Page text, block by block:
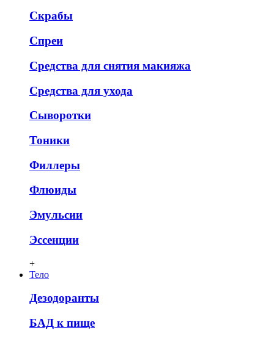
Скрабы
Спреи
Средства для снятия макияжа
Средства для ухода
Сыворотки
Тоники
Филлеры
Флюиды
Эмульсии
Эссенции
+
Тело
Дезодоранты
БАД к пище